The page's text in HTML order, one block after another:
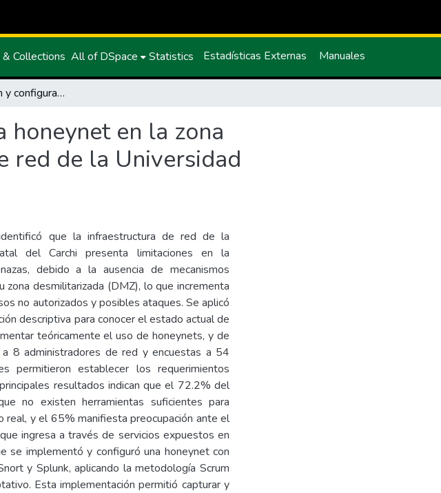
Collections All of DSpace Statistics Estadísticas Externas Manuales
Implementación y configuración de una honeynet en la zona desmilitarizada de la infraestructura de red de la Universidad Politécnica Estatal del Carchi
honeynet en la zona
red de la Universidad
que la infraestructura de red de la
del Carchi presenta limitaciones en la
debido a la ausencia de mecanismos
zona desmilitarizada (DMZ), lo que incrementa
no autorizados y posibles ataques. Se aplicó
descriptiva para conocer el estado actual de
teóricamente el uso de honeynets, y de
8 administradores de red y encuestas a 54
permitieron establecer los requerimientos
resultados indican que el 72.2% del
no existen herramientas suficientes para
real, y el 65% manifiesta preocupación ante el
ingresa a través de servicios expuestos en
se implementó y configuró una honeynet con
y Splunk, aplicando la metodología Scrum
Esta implementación permitió capturar y